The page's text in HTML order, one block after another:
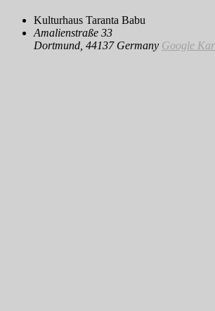
Kulturhaus Taranta Babu
Amalienstraße 33
Dortmund 44137 Germany Google